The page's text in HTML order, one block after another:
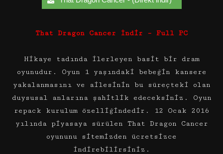
That Dragon Cancer İndir – Full PC
Hikaye tadında ilerleyen basit bir dram
oyunudur. Oyun 1 yaşındaki bebeğin kansere
yakalanmasını ve ailesinin bu süreçteki olan
duysusal anlarına şahitlik edeceksiniz. Oyun
repack kurulum özelliğindedir. 12 Ocak 2016
yılında piyasaya sürülen That Dragon Cancer
oyununu sitemizden ücretsizce
indirebilirsiniz.